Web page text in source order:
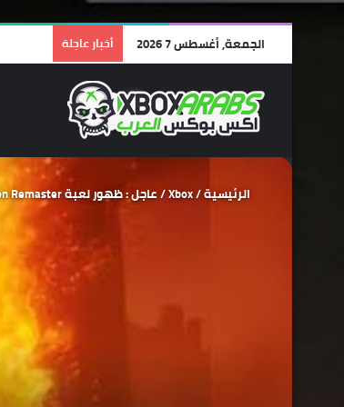
الجمعة, أغسطس 7 2026 أخبار عاجلة
الرئيسية/
Xbox
/عاجل : ظهور لعبة Oblivion Remaster على نتائج البحث على Google !